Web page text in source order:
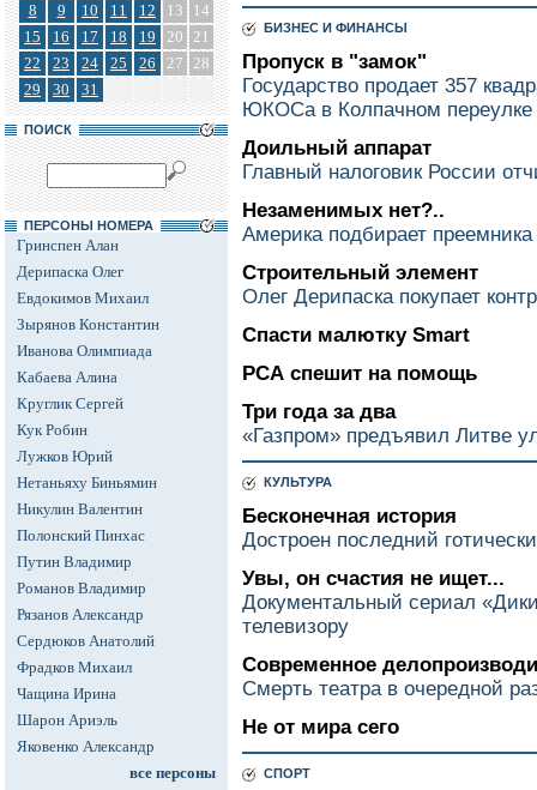
8
9 10 11 12 13
14
15
16 17 18 19 20 21
22
23 24 25 26 27 28
29
30 31
ПОИСК
ПЕРСОНЫ НОМЕРА
Гринспен Алан
Дерипаска Олег
Евдокимов Михаил
Зырянов Константин
Иванова Олимпиада
Кабаева Алина
Круглик Сергей
Кук Робин
Лужков Юрий
Нетаньяху Биньямин
Никулин Валентин
Полонский Пинхас
Путин Владимир
Романов Владимир
Рязанов Александр
Сердюков Анатолий
Фрадков Михаил
Чащина Ирина
Шарон Ариэль
Яковенко Александр
все персоны
БИЗНЕС И ФИНАНСЫ
Пропуск в "замок"
Государство продает 357
ЮКОСа в Колпачном переулке
Доильный аппарат
Главный налоговик России
Незаменимых нет?..
Америка подбирает
Строительный элемент
Олег Дерипаска покупает
Спасти малютку Smart
РСА спешит на помощь
Три года за два
«Газпром» предъявил Литве
КУЛЬТУРА
Бесконечная история
Достроен последний
Увы, он счастия не ищет...
Документальный сериал
телевизору
Современное
Смерть театра в очередной
Не от мира сего
СПОРТ